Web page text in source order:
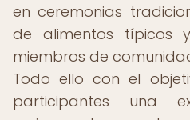
en ceremonias
de alimentos típicos
miembros de
Todo ello con el
participantes una